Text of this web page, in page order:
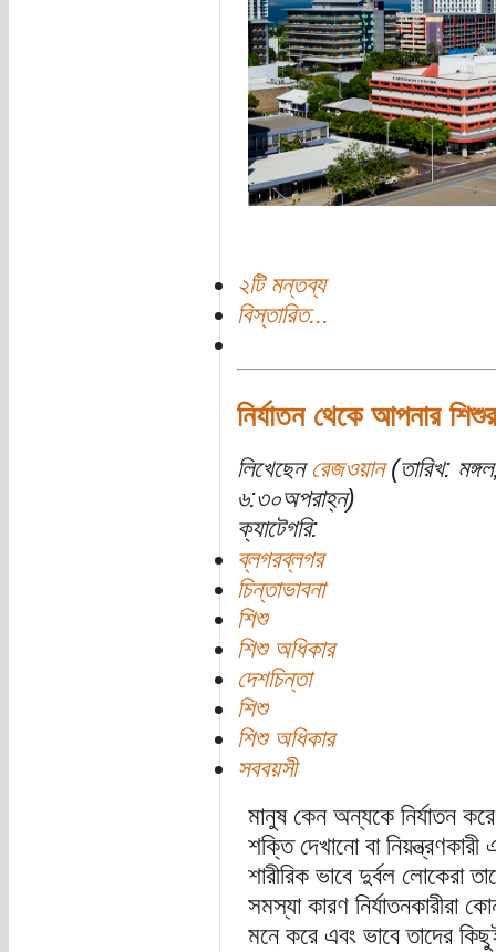
২টি মন্তব্য
বিস্তারিত...
নির্যাতন থেকে আপনার
লিখেছেন রেজওয়ান(তারিখ:
৬:৩০অপরাহ্ন)
ক্যাটেগরি:
ব্লগরব্লগর
চিন্তাভাবনা
শিশু
শিশু অধিকার
দেশচিন্তা
শিশু
শিশু অধিকার
সববয়সী
মানুষ কেন অন্যকে নির্যাতন
শক্তি দেখানো বা
শারীরিক ভাবে দুর্বল লোকেরা
সমস্যা কারণ
মনে করে এবং ভাবে তাদের